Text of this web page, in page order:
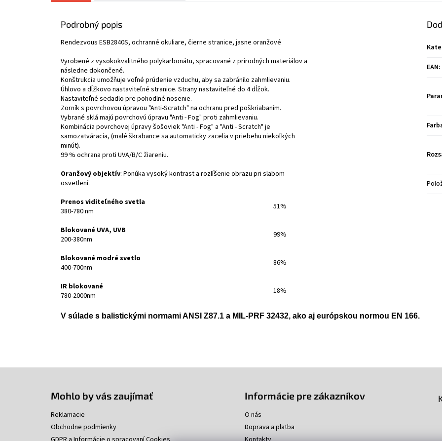
Podrobný popis
Rendezvous ESB2840S, ochranné okuliare, čierne stranice, jasne oranžové
Vyrobené z vysokokvalitného polykarbonátu, spracované z prírodných materiálov a
následne dokončené.
Konštrukcia umožňuje voľné prúdenie vzduchu, aby sa zabránilo zahmlievaniu.
Úhlovo a dĺžkovo nastaviteľné stranice. Strany nastaviteľné do 4 dĺžok.
Nastaviteľné sedadlo pre pohodlné nosenie.
Zorník s povrchovou úpravou "Anti-Scratch" na ochranu pred poškriabaním.
Vybrané sklá majú povrchovú úpravu "Anti - Fog" proti zahmlievaniu.
Kombinácia povrchovej úpravy šošoviek "Anti - Fog" a "Anti - Scratch" je
samozatváracia, (malé škrabance sa automaticky zacelia v priebehu niekoľkých
minút).
99 % ochrana proti UVA/B/C žiareniu.
Oranžový objektív: Ponúka vysoký kontrast a rozlíšenie obrazu pri slabom
osvetlení.
Prenos viditeľného svetla
380-780 nm
51%
Blokované UVA, UVB
200-380nm
99%
Blokované modré svetlo
400-700nm
86%
IR blokované
780-2000nm
18%
V súlade s balistickými normami ANSI Z87.1 a MIL-PRF 32432, ako aj európskou normou EN 166.
EAN:
Mohlo by vás zaujímať
Reklamacie
Obchodne podmienky
Informácie pre zákazníkov
O nás
Doprava a platba